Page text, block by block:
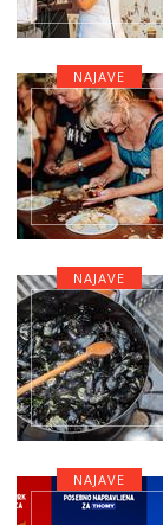
NAJAVE
NAJAVE
NAJAVE